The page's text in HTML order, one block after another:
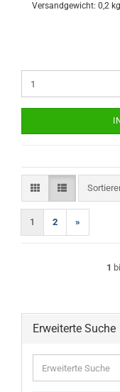
Versandgewicht: 0,2
1 2 »
1
Erweiterte Suche
Suche